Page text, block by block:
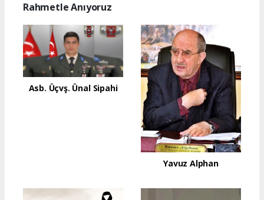
Rahmetle Anıyoruz
Asb. Üçvş. Ünal Sipahi
Yavuz Alphan